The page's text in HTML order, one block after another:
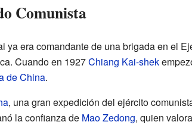
Comunista
ya era comandante de una brigada en el
Cuando en 1927Chiang Kai-shek
de China.
, una gran expedición del ejército
la confianza de Mao Zedong, quien